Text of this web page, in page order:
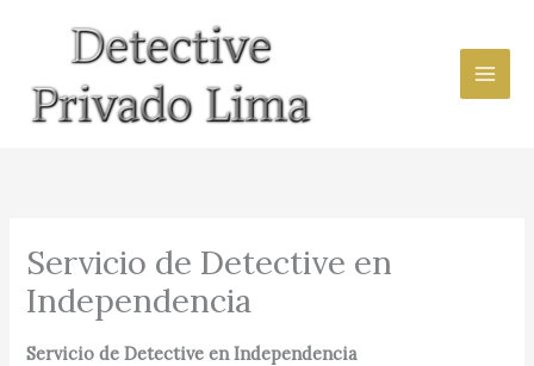
contenido
Servicio de Detective en
Independencia
Servicio de Detective en Independencia